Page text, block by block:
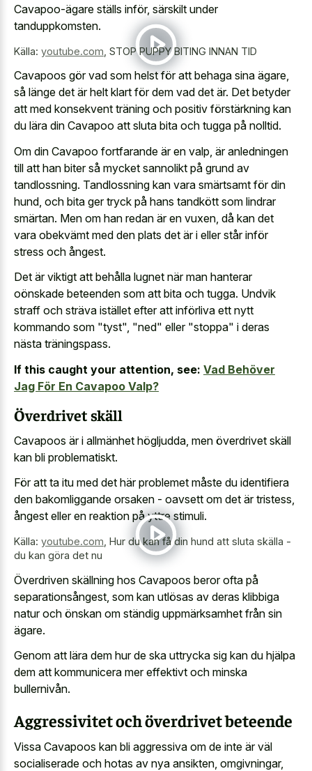
Cavapoo-ägare ställs inför, särskilt under
tanduppkomsten.
Källa: youtube.com STOP PUPPY BITING INNAN TID
Cavapoos gör vad som helst för att behaga sina ägare,
så länge det är helt klart för dem vad det är. Det betyder
att med konsekvent träning och positiv förstärkning kan
du lära din Cavapoo att sluta bita och tugga på nolltid.
Om din Cavapoo fortfarande är en valp, är anledningen
till att han biter så mycket sannolikt på grund av
tandlossning. Tandlossning kan vara smärtsamt för din
hund, och bita ger tryck på hans tandkött som lindrar
smärtan. Men om han redan är en vuxen, då kan det
vara obekvämt med den plats det är i eller står inför
stress och ångest.
Det är viktigt att behålla lugnet när man hanterar
oönskade beteenden som att bita och tugga. Undvik
straff och sträva istället efter att införliva ett nytt
kommando som "tyst", "ned" eller "stoppa" i deras
nästa träningspass.
If this caught your attention, see: Vad Behöver
Jag För En Cavapoo Valp?
Överdrivet skäll
Cavapoos är i allmänhet högljudda, men överdrivet skäll
kan bli problematiskt.
För att ta itu med det här problemet måste du identifiera
den bakomliggande orsaken - oavsett om det är tristess,
ångest eller en reaktion på yttre stimuli.
Källa: youtube.com, Hur du kan få din hund att sluta skälla -
du kan göra det nu
Överdriven skällning hos Cavapoos beror ofta på
separationsångest, som kan utlösas av deras klibbiga
natur och önskan om ständig uppmärksamhet från sin
ägare.
Genom att lära dem hur de ska uttrycka sig kan du hjälpa
dem att kommunicera mer effektivt och minska
bullernivån.
Aggressivitet och överdrivet beteende
Vissa Cavapoos kan bli aggressiva om de inte är väl
socialiserade och hotas av nya ansikten, omgivningar,